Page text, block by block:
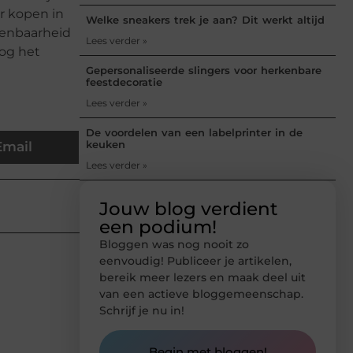
kopen in
het
Welke sneakers trek je aan? Dit werkt altijd
Lees verder »
Gepersonaliseerde slingers voor herkenbare
feestdecoratie
Lees verder »
De voordelen van een labelprinter in de
keuken
Lees verder »
Jouw blog verdient
een podium!
Bloggen was nog nooit zo
eenvoudig! Publiceer je artikelen,
bereik meer lezers en maak deel uit
van een actieve bloggemeenschap.
Schrijf je nu in!